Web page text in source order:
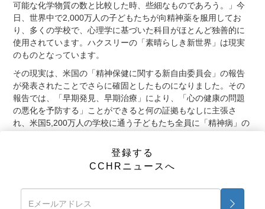
可能な化学物質の数と比較した時、些細なものであろう。」今
日、世界中で2,000万人の子どもたちが向精神薬を服用してお
り、多くの学校で、心理学に基づいた科目がほとんど独善的に
使用されています。ハクスリーの「素晴らしき新世界」は現実
のものとなっています。
その現実は、米国の「精神保健に関する新自由委員会」の報告
が発表されたことでさらに確固としたものになりました。その
報告では、「早期発見、早期治療」により、「心の健康の問題
の悪化を予防する」ことができると何の証拠もなしに主張さ
れ、米国5,200万人の学校に通う子どもたち全員に「精神病」の
結局のところは薬物療法を意味します。ほとんどの場合、一生
精神的問題を抱える患者を効果的に作り出す非常に高価な薬が
使われます。それにより政府や保険機関に保険金を請求するこ
行動の統制に基づく「検査」のための質問表はすでに多くの教
登録する
CCHRニュースへ